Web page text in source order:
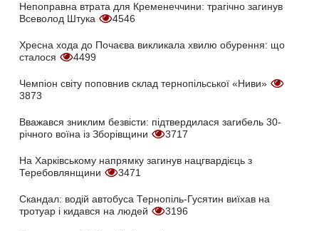
Непоправна втрата для Кременеччини: трагічно загинув
Всеволод Штука
4546
Хресна хода до Почаєва викликала хвилю обурення: що
сталося
4499
Чемпіон світу поповнив склад тернопільської «Ниви»
3873
Вважався зниклим безвісти: підтвердилася загибель 30-
річного воїна із Зборівщини
3717
На Харківському напрямку загинув нацгвардієць з
Теребовлянщини
3471
Скандал: водій автобуса Тернопіль-Гусятин виїхав на
тротуар і кидався на людей
3196